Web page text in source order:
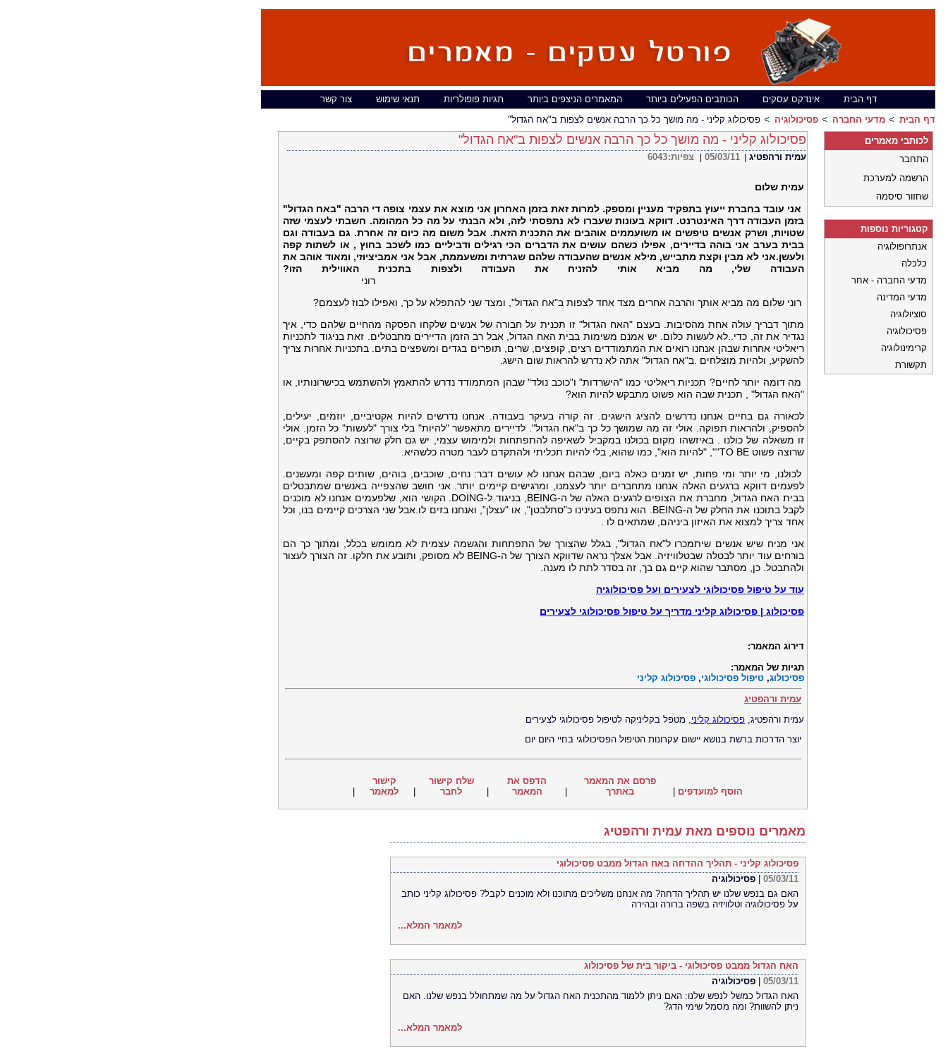
דף הבית אינדקס עסקים הכותבים הפעילים ביותר המאמרים הניצפים ביותר תגיות פופולריות תנאי שימוש
צור קשר
דף הבית
מדעי החברה פסיכולוגיה פסיכולוג קליני - מה מושך כל כך הרבה אנשים לצפות ב"אח הגדול"
פסיכולוג קליני - מה מושך כל כך הרבה אנשים לצפות ב"אח הגדול"
עמית ורהפטיג 05/03/11 צפיות:6043
עמית שלום
אני עובד בחברת ייעוץ בתפקיד מעניין ומספק. למרות זאת בזמן האחרון אני מוצא את עצמי צופה די הרבה "באח הגדול"
בזמן העבודה דרך האינטרנט. דווקא בעונות שעברו לא נתפסתי לזה, ולא הבנתי על מה כל המהומה. חשבתי לעצמי שזה
שטויות, ושרק אנשים טיפשים או משועממים אוהבים את התכנית הזאת. אבל משום מה כיום זה אחרת. גם בעבודה וגם
בבית בערב אני בוהה בדיירים, אפילו כשהם עושים את הדברים הכי רגילים ודביליים כמו לשכב בחוץ , או לשתות קפה
ולעשן.אני לא מבין וקצת מתבייש, מילא אנשים שהעבודה שלהם שגרתית ומשעממת, אבל אני אמביציוזי, ומאוד אוהב את
העבודה שלי, מה מביא אותי להזניח את העבודה ולצפות בתכנית האווילית הזו?
רוני
רוני שלום מה מביא אותך והרבה אחרים מצד אחד לצפות ב"אח הגדול", ומצד שני להתפלא על כך, ואפילו לבוז לעצמם?
מתוך דבריך עולה אחת מהסיבות. בעצם "האח הגדול" זו תכנית על חבורה של אנשים שלקחו הפסקה מהחיים שלהם כדי, איך
נגדיר את זה, כדי..לא לעשות כלום. יש אמנם משימות בבית האח הגדול, אבל רב הזמן הדיירים מתבטלים. זאת בניגוד לתכניות
ריאליטי אחרות שבהן אנחנו רואים את המתמודדים רצים, קופצים, שרים, תופרים בגדים ומשפצים בתים. בתכניות אחרות צריך
להשקיע, ולהיות מוצלחים .ב"אח הגדול" אתה לא נדרש להראות שום הישג.
מה דומה יותר לחיים? תכניות ריאליטי כמו "הישרדות" ו"כוכב נולד" שבהן המתמודד נדרש להתאמץ ולהשתמש בכישרונותיו, או
"האח הגדול" , תכנית שבה הוא פשוט מתבקש להיות הוא?
לכאורה גם בחיים אנחנו נדרשים להציג הישגים. זה קורה בעיקר בעבודה. אנחנו נדרשים להיות אקטיביים, יוזמים, יעילים,
להספיק, ולהראות תפוקה. אולי זה מה שמושך כל כך ב"אח הגדול". לדיירים מתאפשר "להיות" בלי צורך "לעשות" כל הזמן. אולי
זו משאלה של כולנו . באיזשהו מקום בכולנו במקביל לשאיפה להתפתחות ולמימוש עצמי, יש גם חלק שרוצה להסתפק בקיים,
שרוצה פשוט TO BE"", "להיות הוא", כמו שהוא, בלי להיות תכליתי ולהתקדם לעבר מטרה כלשהיא.
לכולנו, מי יותר ומי פחות, יש זמנים כאלה ביום, שבהם אנחנו לא עושים דבר: נחים, שוכבים, בוהים, שותים קפה ומעשנים.
לפעמים דווקא ברגעים האלה אנחנו מתחברים יותר לעצמנו, ומרגישים קיימים יותר. אני חושב שהצפייה באנשים שמתבטלים
בבית האח הגדול, מחברת את הצופים לרגעים האלה של ה-BEING, בניגוד ל-DOING. הקושי הוא, שלפעמים אנחנו לא מוכנים
לקבל בתוכנו את החלק של ה-BEING. הוא נתפס בעינינו כ"סתלבטן", או "עצלן”, ואנחנו בזים לו.אבל שני הצרכים קיימים בנו, וכל
אחד צריך למצוא את האיזון ביניהם, שמתאים לו .
אני מניח שיש אנשים שיתמכרו ל"אח הגדול", בגלל שהצורך של התפתחות והגשמה עצמית לא ממומש בכלל, ומתוך כך הם
בורחים עוד יותר לבטלה שבטלוויזיה. אבל אצלך נראה שדווקא הצורך של ה-BEING לא מסופק, ותובע את חלקו. זה הצורך לעצור
ולהתבטל. כן, מסתבר שהוא קיים גם בך, זה בסדר לתת לו מענה.
עוד על טיפול פסיכולוגי לצעירים ועל פסיכולוגיה
פסיכולוג | פסיכולוג קליני מדריך על טיפול פסיכולוגי לצעירים
דירוג המאמר:
תגיות של המאמר:
פסיכולוג, טיפול פסיכולוגי, פסיכולוג קליני
עמית ורהפטיג
עמית ורהפטיג, פסיכולוג קליני , מטפל בקליניקה לטיפול פסיכולוגי לצעירים
יוצר הדרכות ברשת בנושא יישום עקרונות הטיפול הפסיכולוגי בחיי היום יום
הוסף למועדפים |
פרסם את המאמר
באתרך
|
הדפס את
המאמר
|
שלח קישור
לחבר
|
קישור
למאמר
|
מאמרים נוספים מאת עמית ורהפטיג
פסיכולוג קליני - תהליך ההדחה באח הגדול ממבט פסיכולוגי
05/03/11
פסיכולוגיה
האם גם בנפש שלנו יש תהליך הדחה? מה אנחנו משליכים מתוכנו ולא מוכנים לקבל? פסיכולוג קליני כותב
על פסיכולוגיה וטלוויזיה בשפה ברורה ובהירה
למאמר המלא...
האח הגדול ממבט פסיכולוגי - ביקור בית של פסיכולוג
05/03/11
פסיכולוגיה
האח הגדול כמשל לנפש שלנו: האם ניתן ללמוד מהתכנית האח הגדול על מה שמתחולל בנפש שלנו. האם
ניתן להשוות? ומה מסמל שימי הדג?
למאמר המלא...
לכותבי מאמרים
התחבר
הרשמה למערכת
שחזור סיסמה
קטגוריות נוספות
אנתרופולוגיה
כלכלה
מדעי החברה - אחר
מדעי המדינה
סוציולוגיה
פסיכולוגיה
קרימינולוגיה
תקשורת